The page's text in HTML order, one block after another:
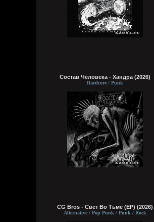
Состав Человека - Хандра (2026)
Hardcore / Punk
CG Bros - Свет Во Тьме (EP) (2026)
Alternative / Pop Punk / Punk / Rock